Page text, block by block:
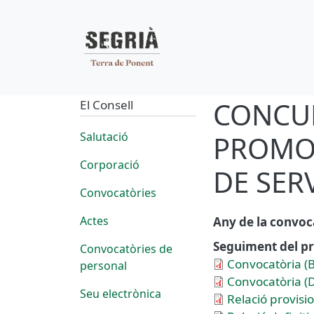
DE
Any de la
Seguiment del
Convocatòria
Convocatòria
Relació
El Consell
Salutació
Corporació
Convocatòries
Actes
Convocatòries de
personal
Seu electrònica